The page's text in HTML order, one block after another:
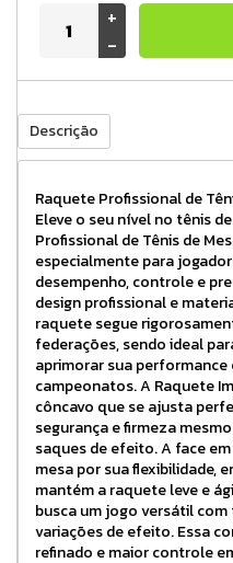
+
-
Descrição
Raquete Profissional de
Eleve o seu nível no tênis
Profissional de Tênis de
especialmente para
desempenho, controle e
design profissional e
raquete segue
federações, sendo ideal
aprimorar sua
campeonatos. A Raquete
côncavo que se ajusta
segurança e firmeza
saques de efeito. A face
mesa por sua flexibilidade,
mantém a raquete leve e
busca um jogo versátil
variações de efeito. Essa
refinado e maior controle